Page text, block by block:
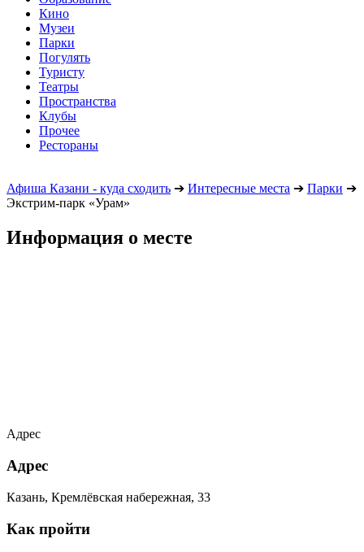
Кино
Музеи
Парки
Погулять
Туристу
Театры
Пространства
Клубы
Прочее
Рестораны
Афиша Казани - куда сходить ➔ Интересные места ➔ Парки ➔
Экстрим-парк «Урам»
Информация о месте
Адрес
Адрес
Казань, Кремлёвская набережная, 33
Как пройти